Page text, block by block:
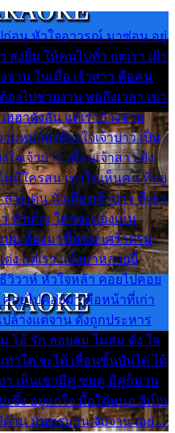
ก่อน หัวใจอาวรณ์ มาซ่อน อยู่
ส่งยิ้ม ให้คนไปทั่ว แต่เรา เฝ้า
จาน ในเมื่อ เจ้าสาว คือคน
งไปช่วยงาน พอถึงเวลา เขา
ฮฮาดังลั่น แต่เราล้างจาน
มหมาย เคียงใจเจ้าบ่าว เป็น
จเจ้าบ่าว เพื่อนเจ้าสาว ยัง
มีใครสน เขาไม่เห็นคน ที่อยู่
วยเด่น นั่งเคียงเจ้าบ่าว ที่เขา
า ลำเค็ญ ใครจะมองเห็น
บม ต้องมาขื่นขม เศร้าตรม
ง แต่เรา แล้งมาหลายปี
วิวาห์ หัวใจหล้า คอยไปคอย
อยไปคอยมา คือหน้าที่เก่า
ล้างแต่จาน ดั่งถูกประหาร
โอ้ รัก ลอยลม ไม่สม ดัง ใจ
าใด จะได้ เลื่อนขั้นบันได ได้
า เห็นเขามีคู่ ซมดู มีคู่ก็ม่วน
ซึ้ง อยู่แก่ใจ มื้อใด๋หนอ สิเป็น
ด้าน มันทรมาน จับจาน เอย…